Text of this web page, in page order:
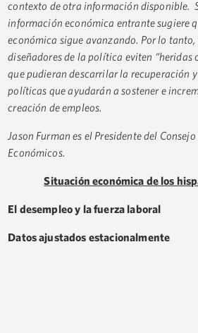
contexto de otra información disponible.
información económica entrante sugiere
económica sigue avanzando. Por lo tanto,
diseñadores de la política eviten “heridas
que pudieran descarrilar la recuperación
políticas que ayudarán a sostener e
creación de empleos.
Jason Furman es el Presidente del Consejo
Económicos.
Situación económica de los
El desempleo y la fuerza laboral
Datos ajustados estacionalmente